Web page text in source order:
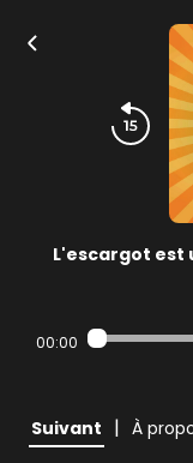
L'escargot est
00:00
Suivant | À